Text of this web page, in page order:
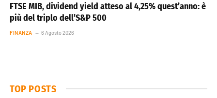
FTSE MIB, dividend yield atteso al 4,25% quest’anno: è
più del triplo dell’S&P 500
FINANZA 6 Agosto 2026
TOP POSTS